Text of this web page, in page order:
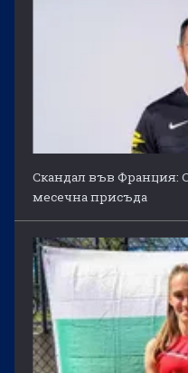
Скандал във Франция:
месечна присъда